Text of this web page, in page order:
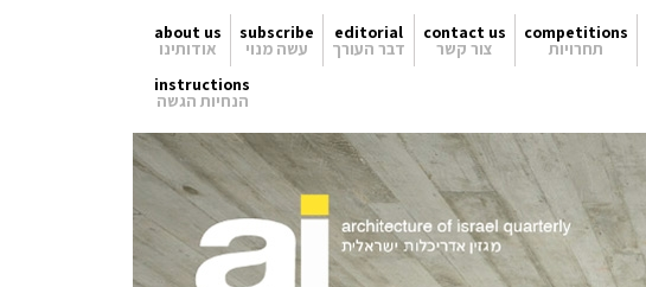
about us
אודותינו
subscribe
עשה מנוי
editorial
דבר העורך
contact us
צור קשר
competitions
תחרויות
instructions
הנחיות הגשה